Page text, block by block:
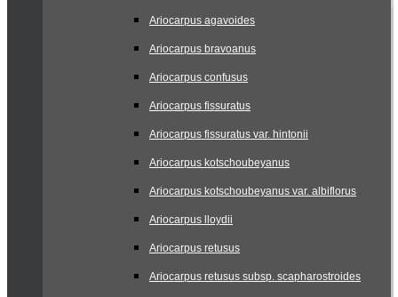
Ariocarpus agavoides
Ariocarpus bravoanus
Ariocarpus confusus
Ariocarpus fissuratus
Ariocarpus fissuratus var. hintonii
Ariocarpus kotschoubeyanus
Ariocarpus kotschoubeyanus var. albiflorus
Ariocarpus lloydii
Ariocarpus retusus
Ariocarpus retusus subsp. scapharostroides